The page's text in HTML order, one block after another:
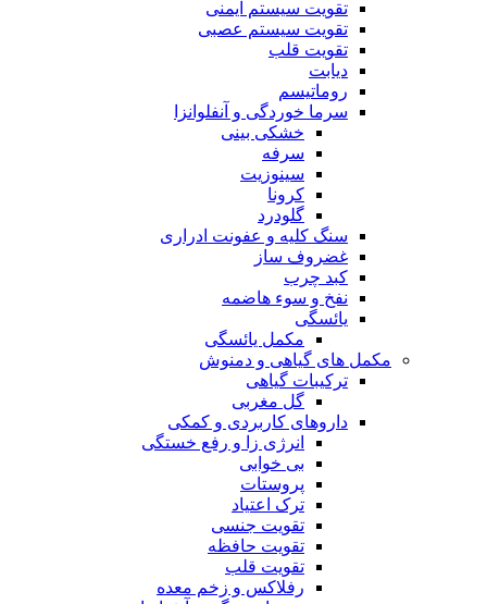
تقویت سیستم ایمنی
تقویت سیستم عصبی
تقویت قلب
دیابت
روماتیسم
سرما خوردگی و آنفلوانزا
خشکی بینی
سرفه
سینوزیت
کرونا
گلودرد
سنگ کلیه و عفونت ادراری
غضروف ساز
کبد چرب
نفخ و سوء هاضمه
یائسگی
مکمل یائسگی
مکمل های گیاهی و دمنوش
ترکیبات گیاهی
گل مغربی
داروهای کاربردی و کمکی
انرژی زا و رفع خستگی
بی خوابی
پروستات
ترک اعتیاد
تقویت جنسی
تقویت حافظه
تقویت قلب
رفلاکس و زخم معده